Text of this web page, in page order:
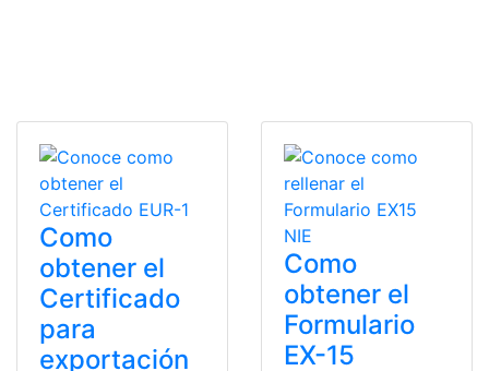
Como
obtener el
Certificado
para
exportación
Como
obtener el
Formulario
EX-15